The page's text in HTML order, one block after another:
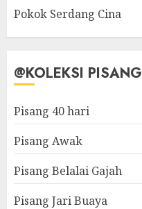
Pokok Serdang Cina
@KOLEKSI PISANG
Pisang 40 hari
Pisang Awak
Pisang Belalai Gajah
Pisang Jari Buaya